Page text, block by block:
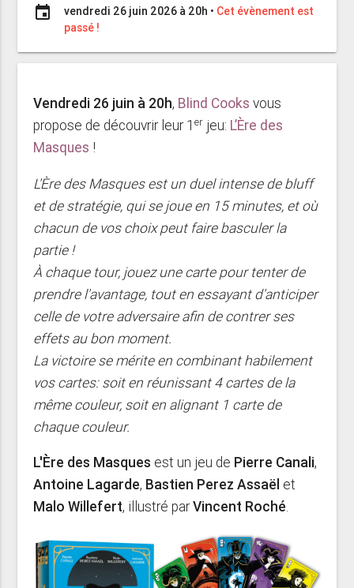
event vendredi 26 juin 2026 à 20h • Cet évènement est
passé !
Vendredi 26 juin à 20h, Blind Cooks vous
propose de découvrir leur 1er jeu: L’Ère des
Masques !
L'Ère des Masques est un duel intense de bluff
et de stratégie, qui se joue en 15 minutes, et où
chacun de vos choix peut faire basculer la
partie !
À chaque tour, jouez une carte pour tenter de
prendre l'avantage, tout en essayant d'anticiper
celle de votre adversaire afin de contrer ses
effets au bon moment.
La victoire se mérite en combinant habilement
vos cartes: soit en réunissant 4 cartes de la
même couleur, soit en alignant 1 carte de
chaque couleur.
L'Ère des Masques est un jeu de Pierre Canali,
Antoine Lagarde, Bastien Perez Assaël et
Malo Willefert, illustré parVincent Roché.